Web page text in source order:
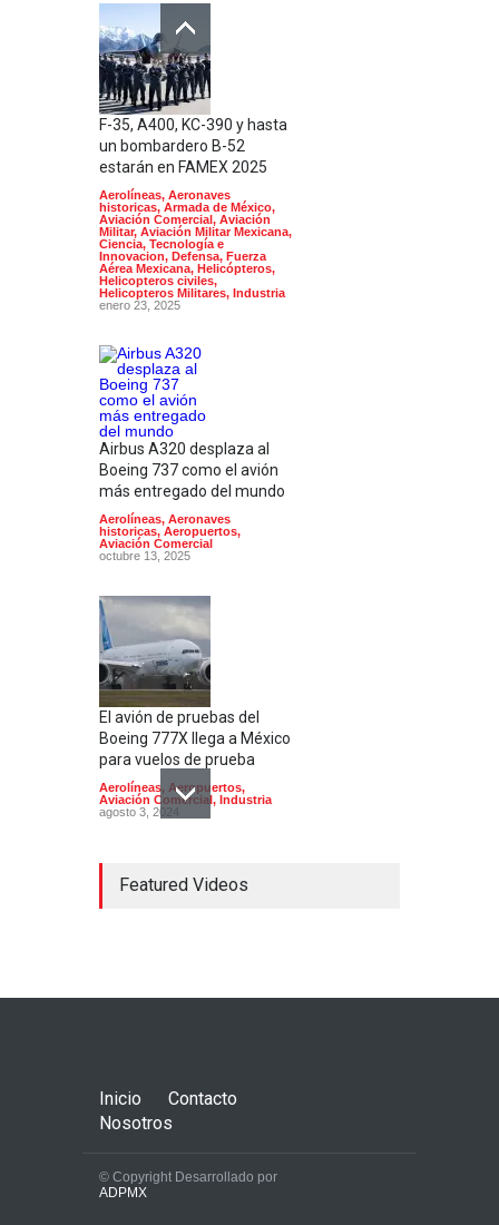
F-35, A400, KC-390 y hasta
un bombardero B-52
estarán en FAMEX 2025
Aerolíneas, Aeronaves
historicas, Armada de México,
Aviación Comercial, Aviación
Militar, Aviación Militar Mexicana,
Ciencia, Tecnología e
Innovacion, Defensa, Fuerza
Aérea Mexicana, Helicópteros,
Helicopteros civiles,
Helicopteros Militares, Industria
enero 23, 2025
Airbus A320 desplaza al
Boeing 737 como el avión
más entregado del mundo
Aerolíneas, Aeronaves
historicas, Aeropuertos,
Aviación Comercial
octubre 13, 2025
El avión de pruebas del
Boeing 777X llega a México
para vuelos de prueba
Aerolíneas, Aeropuertos,
Aviación Comercial, Industria
agosto 3, 2024
supersónico que venía a
Featured Videos
Inicio
Contacto
Nosotros
© Copyright Desarrollado por
ADPMX